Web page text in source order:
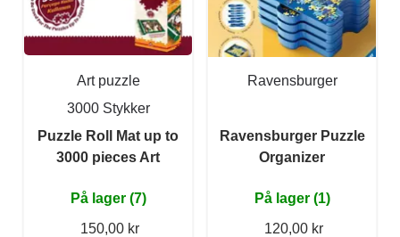
Art puzzle
3000 Stykker
Puzzle Roll Mat up to
3000 pieces Art
På lager (7)
150,00 kr
Ravensburger
Ravensburger Puzzle
Organizer
På lager (1)
120,00 kr